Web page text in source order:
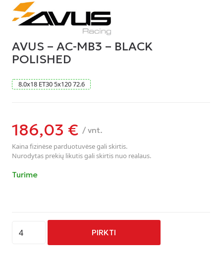
AVUS – AC-MB3 – BLACK
POLISHED
8.0x18 ET30 5x12072.6
186,03 € / vnt.
Kaina fizinėse parduotuvėse gali skirtis.
Nurodytas prekių likutis gali skirtis nuo realaus.
Turime
kiekis:
PIRKTI